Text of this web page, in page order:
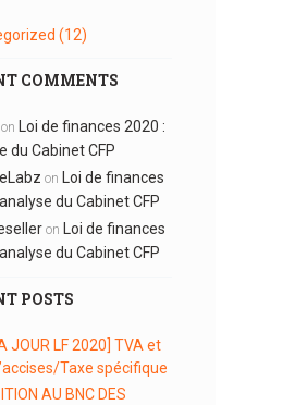
(12)
COMMENTS
on
Loi de finances 2020 :
du Cabinet CFP
on
Loi de finances
du Cabinet CFP
on
Loi de finances
du Cabinet CFP
POSTS
JOUR LF 2020] TVA et
Taxe spécifique
AU BNC DES